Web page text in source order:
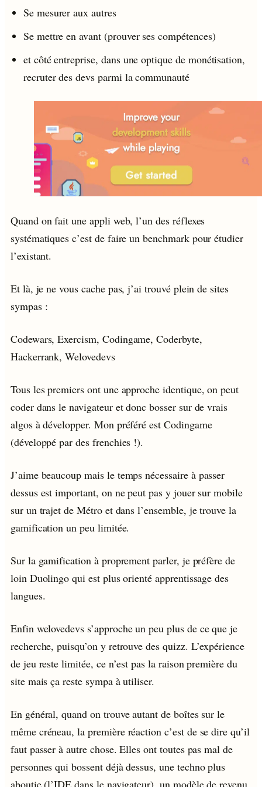
Se mesurer aux autres
Se mettre en avant (prouver ses compétences)
et côté entreprise, dans une optique de monétisation,
recruter des devs parmi la communauté
Quand on fait une appli web, l’un des réflexes
systématiques c’est de faire un benchmark pour étudier
l’existant.
Et là, je ne vous cache pas, j’ai trouvé plein de sites
sympas :
Codewars, Exercism, Codingame, Coderbyte,
Hackerrank, Welovedevs
Tous les premiers ont une approche identique, on peut
coder dans le navigateur et donc bosser sur de vrais
algos à développer. Mon préféré est Codingame
(développé par des frenchies !).
J’aime beaucoup mais le temps nécessaire à passer
dessus est important, on ne peut pas y jouer sur mobile
sur un trajet de Métro et dans l’ensemble, je trouve la
gamification un peu limitée.
Sur la gamification à proprement parler, je préfère de
loin Duolingo qui est plus orienté apprentissage des
langues.
Enfin welovedevs s’approche un peu plus de ce que je
recherche, puisqu’on y retrouve des quizz. L’expérience
de jeu reste limitée, ce n’est pas la raison première du
site mais ça reste sympa à utiliser.
En général, quand on trouve autant de boîtes sur le
même créneau, la première réaction c’est de se dire qu’il
faut passer à autre chose. Elles ont toutes pas mal de
personnes qui bossent déjà dessus, une techno plus
aboutie (l’IDE dans le navigateur), un modèle de revenu